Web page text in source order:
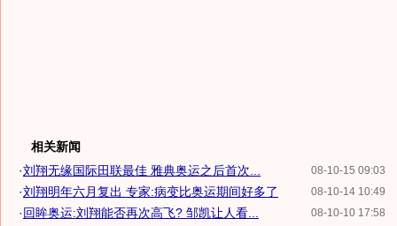
相关新闻
08-10-15 09:03
·刘翔无缘国际田联最佳 雅典奥运之后首次...
08-10-14 10:49
·刘翔明年六月复出 专家:病变比奥运期间好多了
08-10-10 17:58
·回眸奥运:刘翔能否再次高飞? 邹凯让人看...